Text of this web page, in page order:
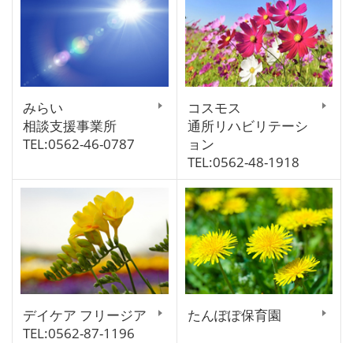
みらい
相談支援事業所
TEL:0562-46-0787
コスモス
通所リハビリテーシ
ョン
TEL:0562-48-1918
デイケア フリージア
TEL:0562-87-1196
たんぽぽ保育園